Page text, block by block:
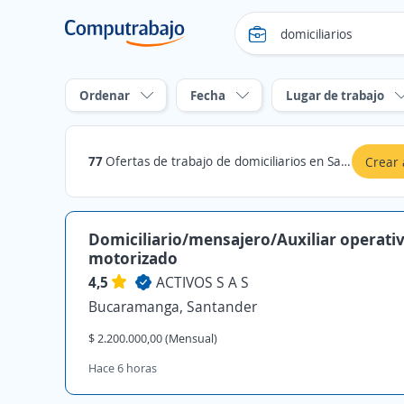
Ordenar Fecha Lugar de trabajo
77Ofertas de trabajo de domiciliarios en Santander Crear
Domiciliario/mensajero/Auxiliar
motorizado
4,5
ACTIVOS S A S
Bucaramanga, Santander
$ 2.200.000,00 (Mensual)
Hace 6 horas